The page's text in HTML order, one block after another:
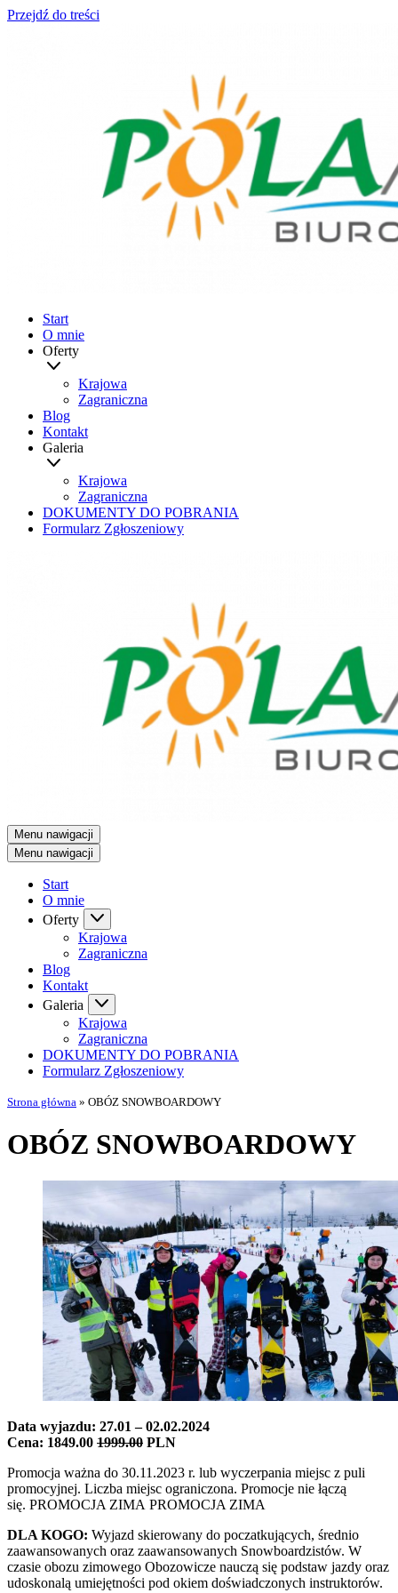
Przejdź do treści
Start
O mnie
Oferty
Krajowa
Zagraniczna
Blog
Kontakt
Galeria
Krajowa
Zagraniczna
DOKUMENTY DO POBRANIA
Formularz Zgłoszeniowy
Menu nawigacji
Menu nawigacji
Start
O mnie
Oferty
Krajowa
Zagraniczna
Blog
Kontakt
Galeria
Krajowa
Zagraniczna
DOKUMENTY DO POBRANIA
Formularz Zgłoszeniowy
Strona główna » OBÓZ SNOWBOARDOWY
OBÓZ SNOWBOARDOWY
Data wyjazdu: 27.01 – 02.02.2024
Cena: 1849.00 1999.00 PLN
Promocja ważna do 30.11.2023 r. lub wyczerpania miejsc z puli
promocyjnej. Liczba miejsc ograniczona. Promocje nie łączą
się. PROMOCJA ZIMA PROMOCJA ZIMA
DLA KOGO: Wyjazd skierowany do poczatkujących, średnio
zaawansowanych oraz zaawansowanych Snowboardzistów. W
czasie obozu zimowego Obozowicze nauczą się podstaw jazdy oraz
udoskonalą umiejętności pod okiem doświadczonych instruktorów.